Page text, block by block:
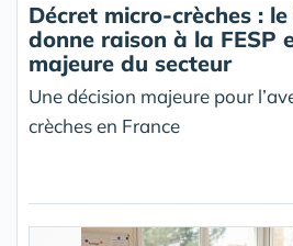
Décret micro-crèches :
donne raison à la FESP
majeure du secteur
Une décision majeure pour
crèches en France